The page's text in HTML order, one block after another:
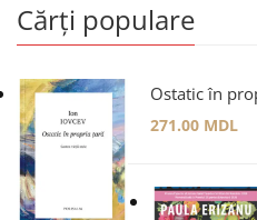
Cărți populare
Ostatic în
271.00 MDL